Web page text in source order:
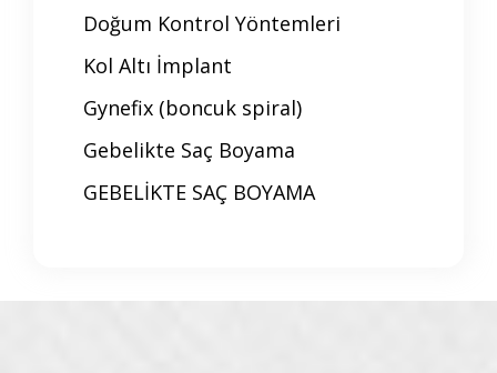
Doğum Kontrol Yöntemleri
Kol Altı İmplant
Gynefix (boncuk spiral)
Gebelikte Saç Boyama
GEBELİKTE SAÇ BOYAMA